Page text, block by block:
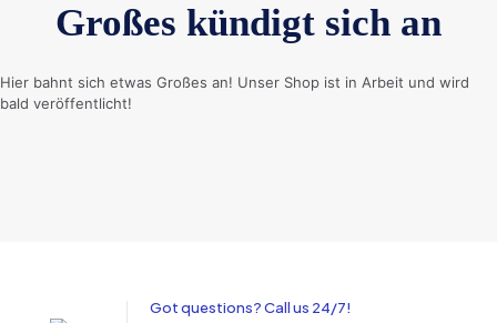
Großes kündigt sich an
Hier bahnt sich etwas Großes an! Unser Shop ist in Arbeit und wird
bald veröffentlicht!
Got questions? Call us 24/7!